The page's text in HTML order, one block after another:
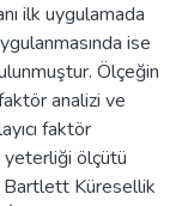
ilk uygulamada
ise
Ölçeğin
analizi ve
faktör
ölçütü
Küresellik